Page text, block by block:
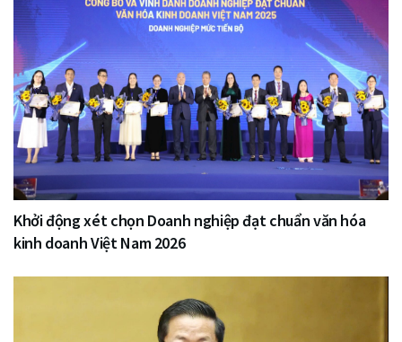
Khởi động xét chọn Doanh nghiệp đạt chuẩn văn hóa
kinh doanh Việt Nam 2026